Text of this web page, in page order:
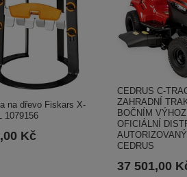
na dřevo Fiskars X-
1079156
Kč
CEDRUS C-
ZAHRADNÍ
BOČNÍM
OFICIÁLNÍ
CEDRUS
37 501,00